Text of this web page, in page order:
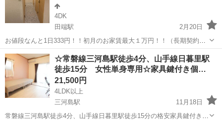
4DK
田端駅
2月20日
お値段なんと1日333円！！初月のお家賃最大１万円！！（長期契約の
方） 初月最大お家賃１万円！！（1年以上の長期契約の方のみ適用）
翌月からは通常のお家賃になります。 33,000円から48,000円 光熱費
wi...
東京 荒川区 田端駅 シェアハウス 家賃
☆常磐線三河島駅徒歩4分、山手線日暮里駅
徒歩15分 女性単身専用☆家具鍵付き個…
21,500円
4LDK以上
三河島駅
11月18日
常磐線三河島駅徒歩4分、山手線日暮里駅徒歩15分の格安家具鍵付きの